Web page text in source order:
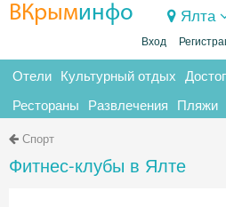
ВКрыминфо Ялта
Вход
Отели Культурный отдых
Рестораны Развлечения Пляжи
Спорт
Фитнес-клубы в Ялте